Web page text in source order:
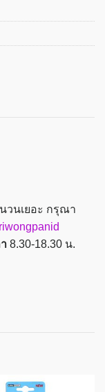
วนเยอะ กรุณา
8.30-18.30 น.